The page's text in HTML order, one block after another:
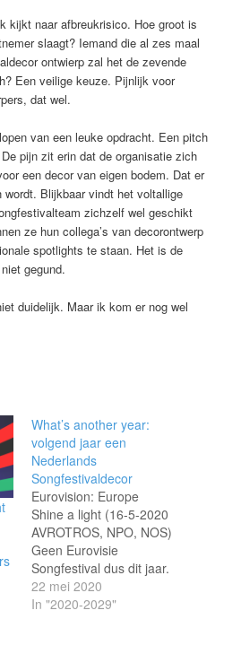
kijkt naar afbreukrisico. Hoe groot is
slaagt? Iemand die al zes maal
ontwierp zal het de zevende
Een veilige keuze. Pijnlijk voor
dat wel.
van een leuke opdracht. Een pitch
pijn zit erin dat de organisatie zich
een decor van eigen bodem. Dat er
wordt. Blijkbaar vindt het voltallige
zichzelf wel geschikt
ze hun collega’s van decorontwerp
spotlights te staan. Het is de
gegund.
duidelijk. Maar ik kom er nog wel
What’s another year:
volgend jaar een
Nederlands
Songfestivaldecor
Eurovision: Europe
Shine a light (16-5-2020
AVROTROS, NPO, NOS)
Geen Eurovisie
Songfestival dus dit jaar.
Gelukkig werden
liefhebbers wel
22 mei 2020
In "2020-2029"